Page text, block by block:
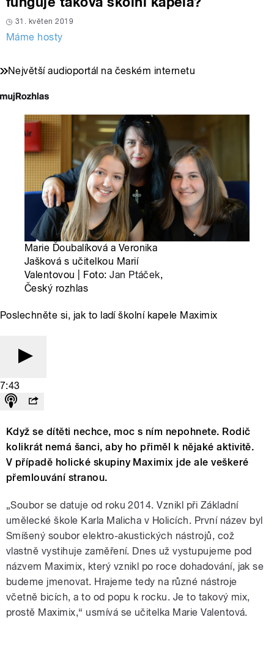
31. květen 2019
Máme hosty
Největší audioportál na českém internetu
Marie Ďoubalíková a Veronika
Jašková s učitelkou Marií
Valentovou | Foto:Jan Ptáček,
Český rozhlas
Poslechněte si, jak to ladí školní kapele Maximix
7:43
Když se dítěti nechce, moc s ním nepohnete. Rodič
kolikrát nemá šanci, aby ho přiměl k nějaké aktivitě.
V případě holické skupiny Maximix jde ale veškeré
přemlouvání stranou.
„Soubor se datuje od roku 2014. Vznikl při Základní
umělecké škole Karla Malicha v Holicích. První název byl
Smíšený soubor elektro-akustických nástrojů, což
vlastně vystihuje zaměření. Dnes už vystupujeme pod
názvem Maximix, který vznikl po roce dohadování, jak se
budeme jmenovat. Hrajeme tedy na různé nástroje
včetně bicích, a to od popu k rocku. Je to takový mix,
prostě Maximix,“ usmívá se učitelka Marie Valentová.